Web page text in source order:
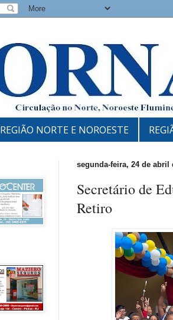
REGIÃO NORTE E NOROESTE
segunda-feira, 24 de abril
Secretário de
Retiro